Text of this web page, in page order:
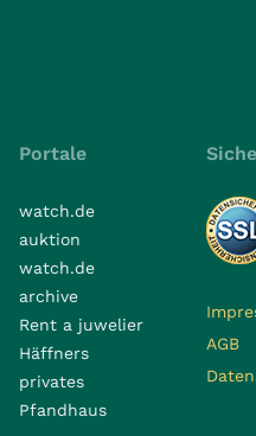
Portale
watch.de
auktion
watch.de
archive
Rent a juwelier
Häffners
privates
Pfandhaus
AGB